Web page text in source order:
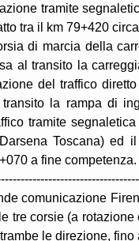
tramite
tra il km 79+420
di marcia della
al transito la
del traffico
la rampa di
tramite
Toscana) ed
a fine competenza.
comunicazione
tre corsie (a
le direzione, fino